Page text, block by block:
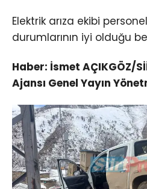
Elektrik arıza ekibi
durumlarının iyi olduğu
Haber: İsmet AÇIKGÖZ/
Ajansı Genel Yayın